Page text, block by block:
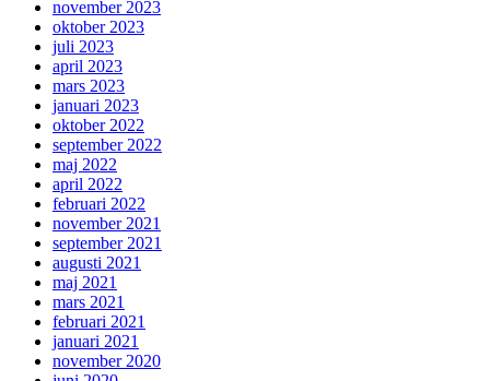
november 2023
oktober 2023
juli 2023
april 2023
mars 2023
januari 2023
oktober 2022
september 2022
maj 2022
april 2022
februari 2022
november 2021
september 2021
augusti 2021
maj 2021
mars 2021
februari 2021
januari 2021
november 2020